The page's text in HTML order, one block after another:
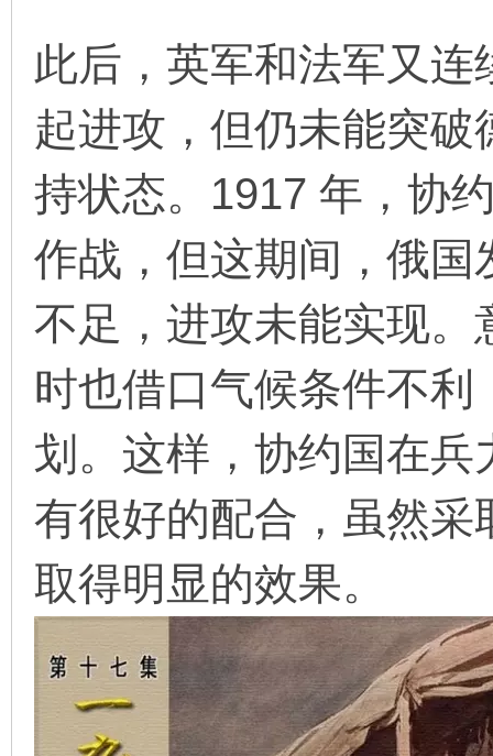
此后，英军和法军又
起进攻，但仍未能突
持状态。1917 年，协
作战，但这期间，俄
不足，进攻未能实现
时也借口气候条件不
划。这样，协约国在
有很好的配合，虽然
取得明显的效果。